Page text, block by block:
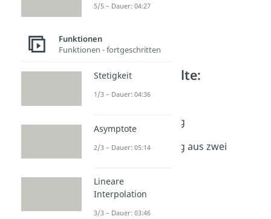
Weitere Inhalte:
Funktionen
Geradengleichung
Dauer: 05:17
Geradengleichung aus zwei
5/5 – Dauer: 04:27
Funktionen
Funktionen - fortgeschritten
Stetigkeit
1/3 – Dauer: 04:36
Asymptote
2/3 – Dauer: 05:14
Lineare
Interpolation
3/3 – Dauer: 03:46